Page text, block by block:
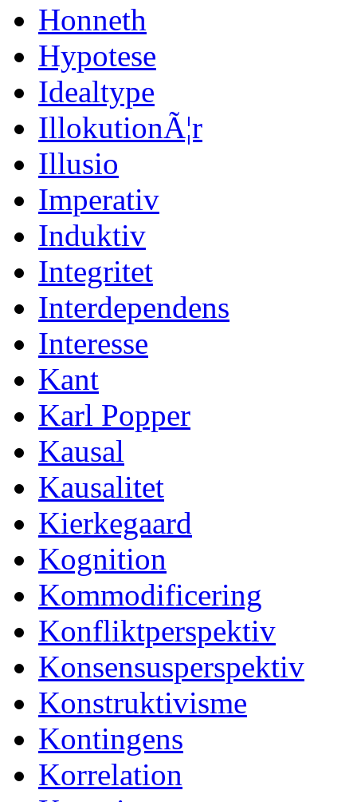
Honneth
Hypotese
Idealtype
IllokutionÃ¦r
Illusio
Imperativ
Induktiv
Integritet
Interdependens
Interesse
Kant
Karl Popper
Kausal
Kausalitet
Kierkegaard
Kognition
Kommodificering
Konfliktperspektiv
Konsensusperspektiv
Konstruktivisme
Kontingens
Korrelation